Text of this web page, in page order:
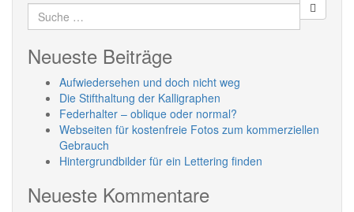
Neueste Beiträge
Aufwiedersehen und doch nicht weg
Die Stifthaltung der Kalligraphen
Federhalter – oblique oder normal?
Webseiten für kostenfreie Fotos zum kommerziellen
Gebrauch
Hintergrundbilder für ein Lettering finden
Neueste Kommentare